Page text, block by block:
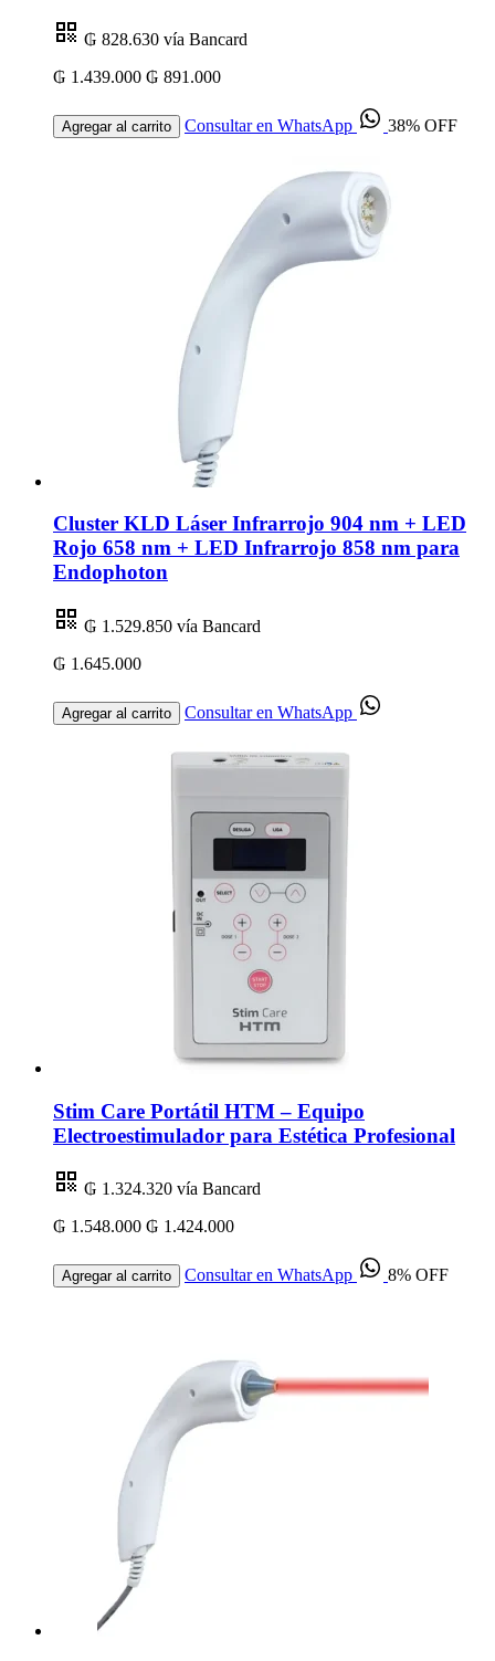
₲ 828.630 vía Bancard
₲ 1.439.000 ₲ 891.000
Agregar al carrito Consultar en WhatsApp 38% OFF
Cluster KLD Láser Infrarrojo 904 nm + LED
Rojo 658 nm + LED Infrarrojo 858 nm para
Endophoton
₲ 1.529.850 vía Bancard
₲ 1.645.000
Agregar al carrito Consultar en WhatsApp
Stim Care Portátil HTM – Equipo
Electroestimulador para Estética Profesional
₲ 1.324.320 vía Bancard
₲ 1.548.000 ₲ 1.424.000
Agregar al carrito Consultar en WhatsApp 8% OFF